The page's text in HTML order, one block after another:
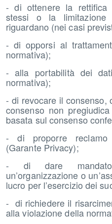
- di ottenere la rettifica
stessi o la
riguardano (nei casi
- di opporsi al
normativa);
- alla portabilità dei
normativa);
- di revocare il consenso,
consenso non
basata sul consenso
- di proporre reclamo
(Garante Privacy);
- di dare
un’organizzazione o
lucro per l’esercizio dei
- di richiedere il
alla violazione della